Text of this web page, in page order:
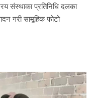
संस्थाका प्रतिनिधि दलका
गरी सामूहिक फोटो